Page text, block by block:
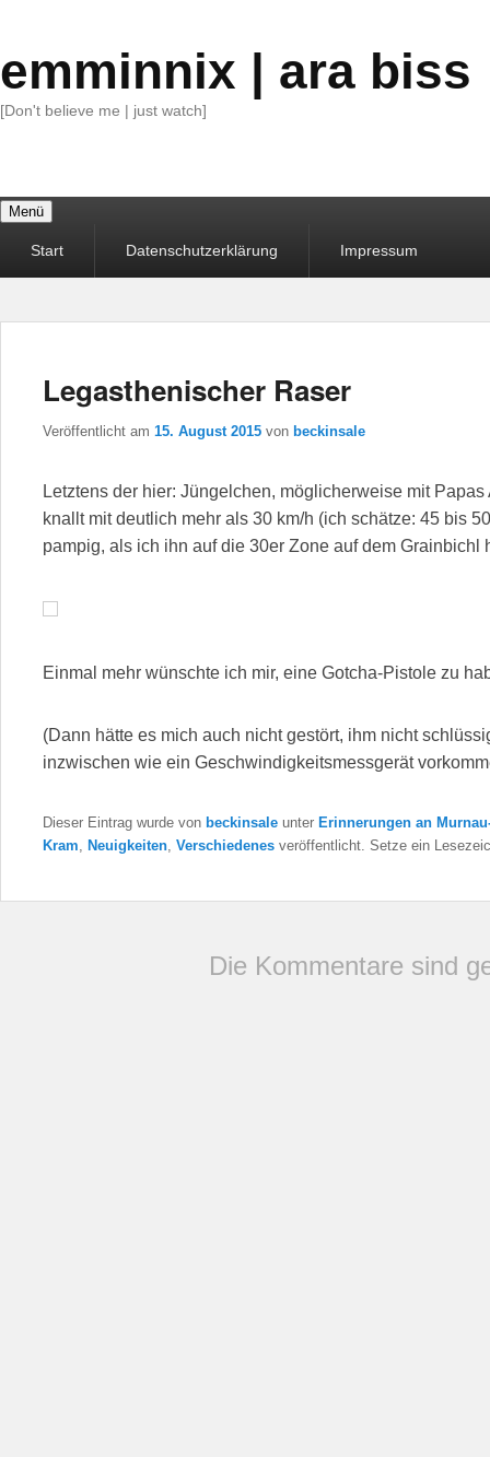
emminnix | ara biss
[Don't believe me | just watch]
Menü
MenüStart Datenschutzerklärung Impressum
Legasthenischer Raser
Veröffentlicht am 15. August 2015 von beckinsale
Letztens der hier: Jüngelchen, möglicherweise mit
knallt mit deutlich mehr als 30 km/h (ich schätze: 45 bis
pampig, als ich ihn auf die 30er Zone auf dem Grainbichl
Einmal mehr wünschte ich mir, eine Gotcha-Pistole zu
(Dann hätte es mich auch nicht gestört, ihm nicht
inzwischen wie ein Geschwindigkeitsmessgerät
Dieser Eintrag wurde von beckinsale unter Erinnerungen an
Kram
Neuigkeiten Verschiedenes veröffentlicht. Setze ein
Die Kommentare sind